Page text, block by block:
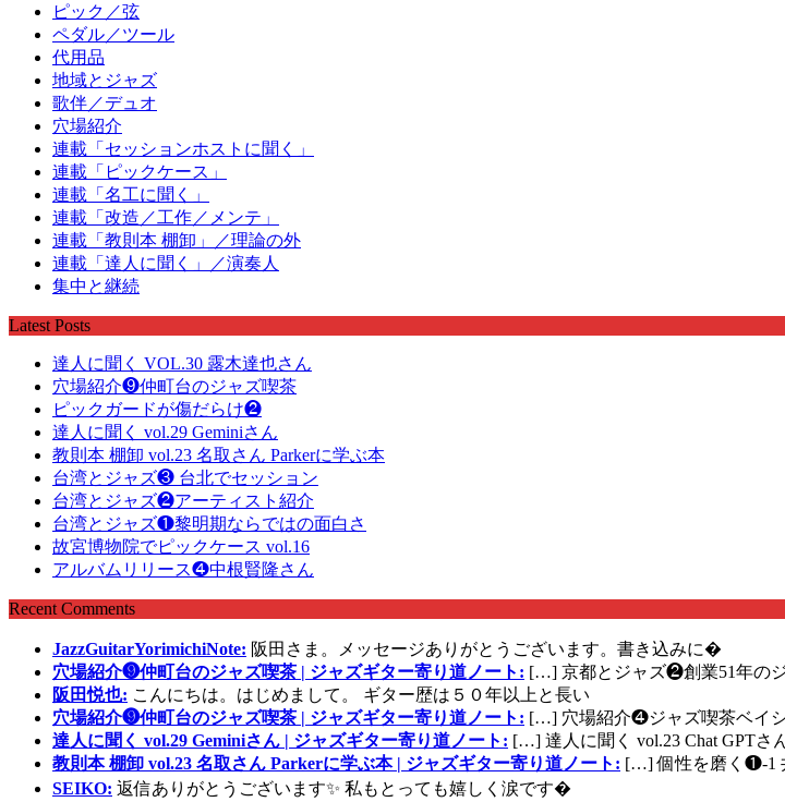
ピック／弦
ペダル／ツール
代用品
地域とジャズ
歌伴／デュオ
穴場紹介
連載「セッションホストに聞く」
連載「ピックケース」
連載「名工に聞く」
連載「改造／工作／メンテ」
連載「教則本 棚卸」／理論の外
連載「達人に聞く」／演奏人
集中と継続
Latest Posts
達人に聞く VOL.30 露木達也さん
穴場紹介❾仲町台のジャズ喫茶
ピックガードが傷だらけ❷
達人に聞く vol.29 Geminiさん
教則本 棚卸 vol.23 名取さん Parkerに学ぶ本
台湾とジャズ❸ 台北でセッション
台湾とジャズ❷アーティスト紹介
台湾とジャズ❶黎明期ならではの面白さ
故宮博物院でピックケース vol.16
アルバムリリース❹中根賢隆さん
Recent Comments
JazzGuitarYorimichiNote: 阪田さま。メッセージありがとうございます。書き込みに�
穴場紹介❾仲町台のジャズ喫茶 | ジャズギター寄り道ノート: […] 京都とジャズ❷創業51年のジ
阪田悦也: こんにちは。はじめまして。 ギター歴は５０年以上と長い
穴場紹介❾仲町台のジャズ喫茶 | ジャズギター寄り道ノート: […] 穴場紹介❹ジャズ喫茶ベイシ
達人に聞く vol.29 Geminiさん | ジャズギター寄り道ノート: […] 達人に聞く vol.23 Chat GPTさ
教則本 棚卸 vol.23 名取さん Parkerに学ぶ本 | ジャズギター寄り道ノート: […] 個性を磨く❶-1
SEIKO: 返信ありがとうございます✨ 私もとっても嬉しく涙です�